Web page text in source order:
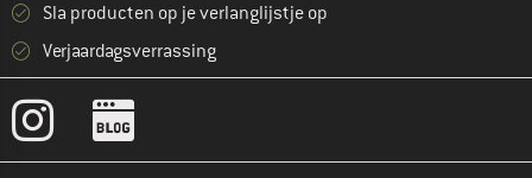
Sla producten op je verlanglijstje op
Verjaardagsverrassing